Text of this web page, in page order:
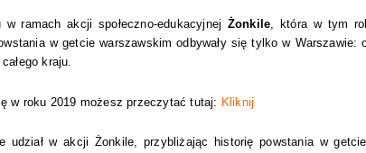
ramach akcji społeczno-edukacyjnej Żonkile , która w tym
w getcie warszawskim odbywały się tylko w
kraju.
w roku 2019 możesz przeczytać tutaj: Kliknij
udział w akcji Żonkile, przybliżając historię powstania w